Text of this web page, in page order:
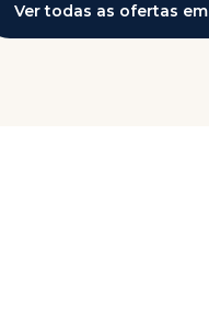
Ver todas as ofertas em